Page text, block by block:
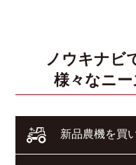
ノウキナビ
様々なニ
新品農機を買